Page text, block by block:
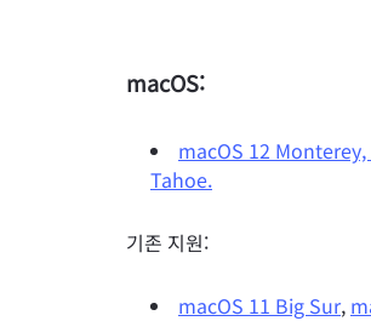
macOS:
macOS 12
Tahoe.
기존 지원:
macOS 11 Big Sur,